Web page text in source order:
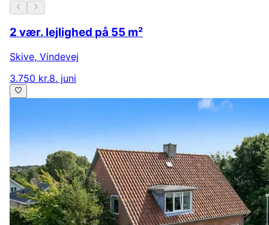
2 vær. lejlighed på 55 m²
Skive, Vindevej
3.750 kr.8. juni